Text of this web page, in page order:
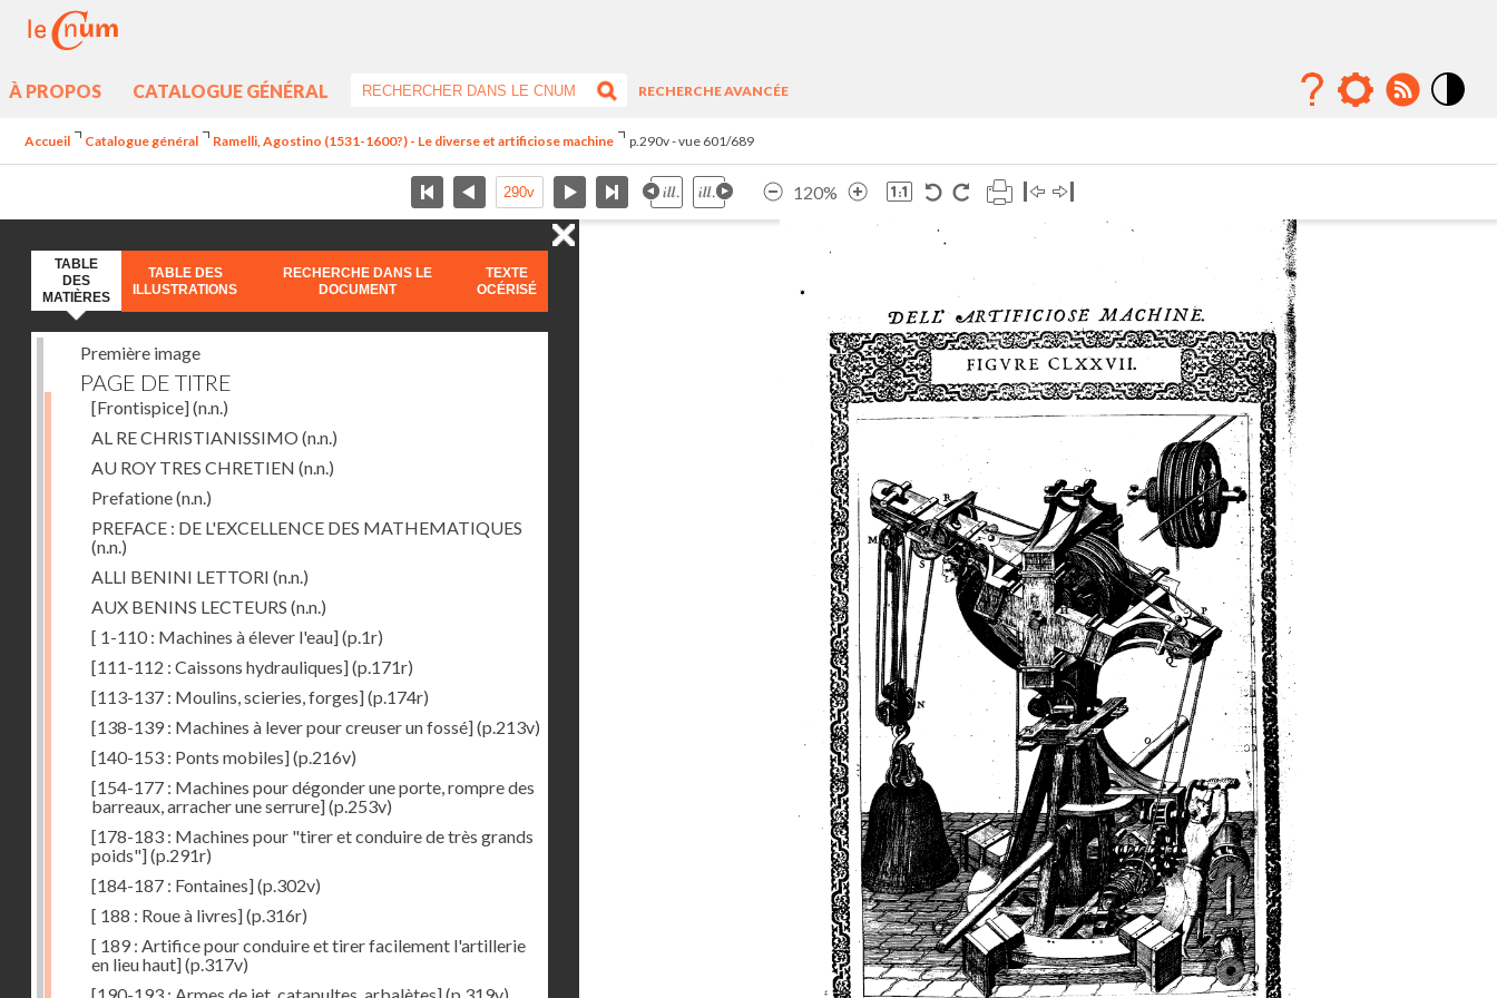
À PROPOS CATALOGUE GÉNÉRAL
RECHERCHE AVANCÉE
Accueil Catalogue général Ramelli, Agostino (1531-1600?) - Le diverse et artificiose machine p.290v - vue 601/689
120%
TABLE
DES
MATIÈRES
TABLE DES
ILLUSTRATIONS
RECHERCHE DANS LE
DOCUMENT
TEXTE
OCÉRISÉ
Première image
PAGE DE TITRE
[Frontispice](n.n.)
AL RE CHRISTIANISSIMO (n.n.)
AU ROY TRES CHRETIEN (n.n.)
Prefatione(n.n.)
PREFACE : DE L'EXCELLENCE DES MATHEMATIQUES
(n.n.)
ALLI BENINI LETTORI (n.n.)
AUX BENINS LECTEURS (n.n.)
[ 1-110 : Machines à élever l'eau](p.1r)
[111-112 : Caissons hydrauliques](p.171r)
[113-137 : Moulins, scieries, forges](p.174r)
[138-139 : Machines à lever pour creuser un fossé](p.213v)
[140-153 : Ponts mobiles](p.216v)
[154-177 : Machines pour dégonder une porte, rompre des
barreaux, arracher une serrure](p.253v)
[178-183 : Machines pour "tirer et conduire de très grands
poids"](p.291r)
[184-187 : Fontaines](p.302v)
[ 188 : Roue à livres](p.316r)
[ 189 : Artifice pour conduire et tirer facilement l'artillerie
en lieu haut](p.317v)